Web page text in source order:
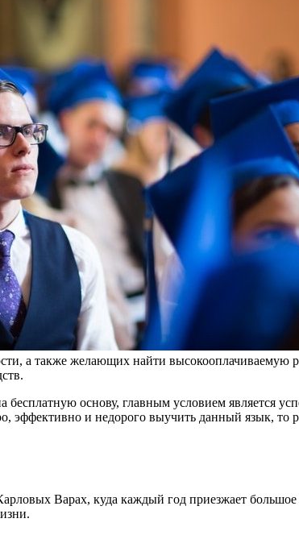
а также желающих найти высокооплачиваемую
основу, главным условием является
эффективно и недорого выучить данный язык,
Варах, куда каждый год приезжает